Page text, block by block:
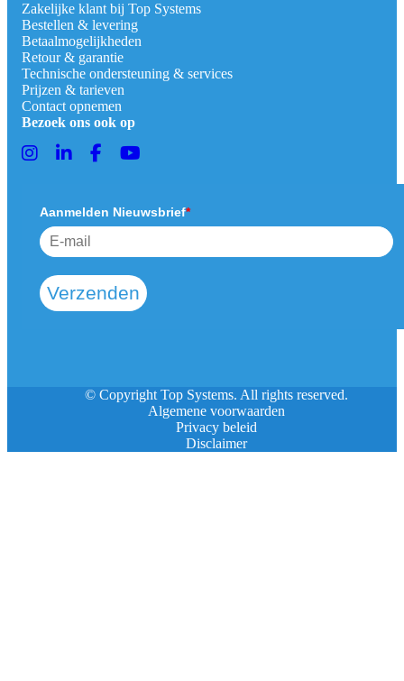
Zakelijke klant bij Top Systems
Bestellen & levering
Betaalmogelijkheden
Retour & garantie
Technische ondersteuning & services
Prijzen & tarieven
Contact opnemen
Bezoek ons ook op
Aanmelden Nieuwsbrief*
Verzenden
© Copyright Top Systems. All rights reserved.
Algemene voorwaarden
Privacy beleid
Disclaimer